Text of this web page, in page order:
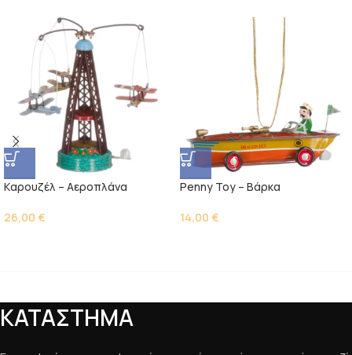
Kαρουζέλ – Αεροπλάνα
26,00 €
Penny Toy – Βάρκα
14,00 €
ΚΑΤΑΣΤΗΜΑ